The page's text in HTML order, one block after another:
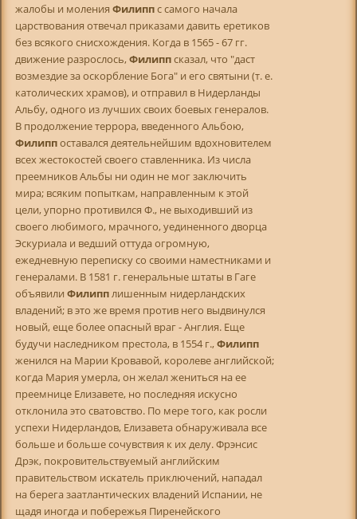
жалобы и моления Филиппс самого начала
царствования отвечал приказами давить еретиков
без всякого снисхождения. Когда в 1565 - 67 гг.
движение разрослось,Филиппсказал, что "даст
возмездие за оскорбление Бога" и его святыни (т. е.
католических храмов), и отправил в Нидерланды
Альбу, одного из лучших своих боевых генералов.
В продолжение террора, введенного Альбою,
Филиппоставался деятельнейшим вдохновителем
всех жестокостей своего ставленника. Из числа
преемников Альбы ни один не мог заключить
мира; всяким попыткам, направленным к этой
цели, упорно противился Ф., не выходивший из
своего любимого, мрачного, уединенного дворца
Эскуpиaлa и ведший оттуда огромную,
ежедневную переписку со своими наместниками и
генералами. В 1581 г. генеральные штаты в Гаге
объявили Филипплишенным нидерландских
владений; в это же время против него выдвинулся
новый, еще более опасный враг - Англия. Еще
будучи наследником престола, в 1554 г.,Филипп
женился на Марии Кровавой, королеве английской;
когда Мария умерла, он желал жениться на ее
преемнице Елизавете, но последняя искусно
отклонила это сватовство. По мере того, как росли
успехи Нидерландов, Елизавета обнаруживала все
больше и больше сочувствия к их делу. Фрэнсис
Дрэк, покровительствуемый английским
правительством искатель приключений, нападал
на берега заатлантических владений Испании, не
щадя иногда и побережья Пиренейского